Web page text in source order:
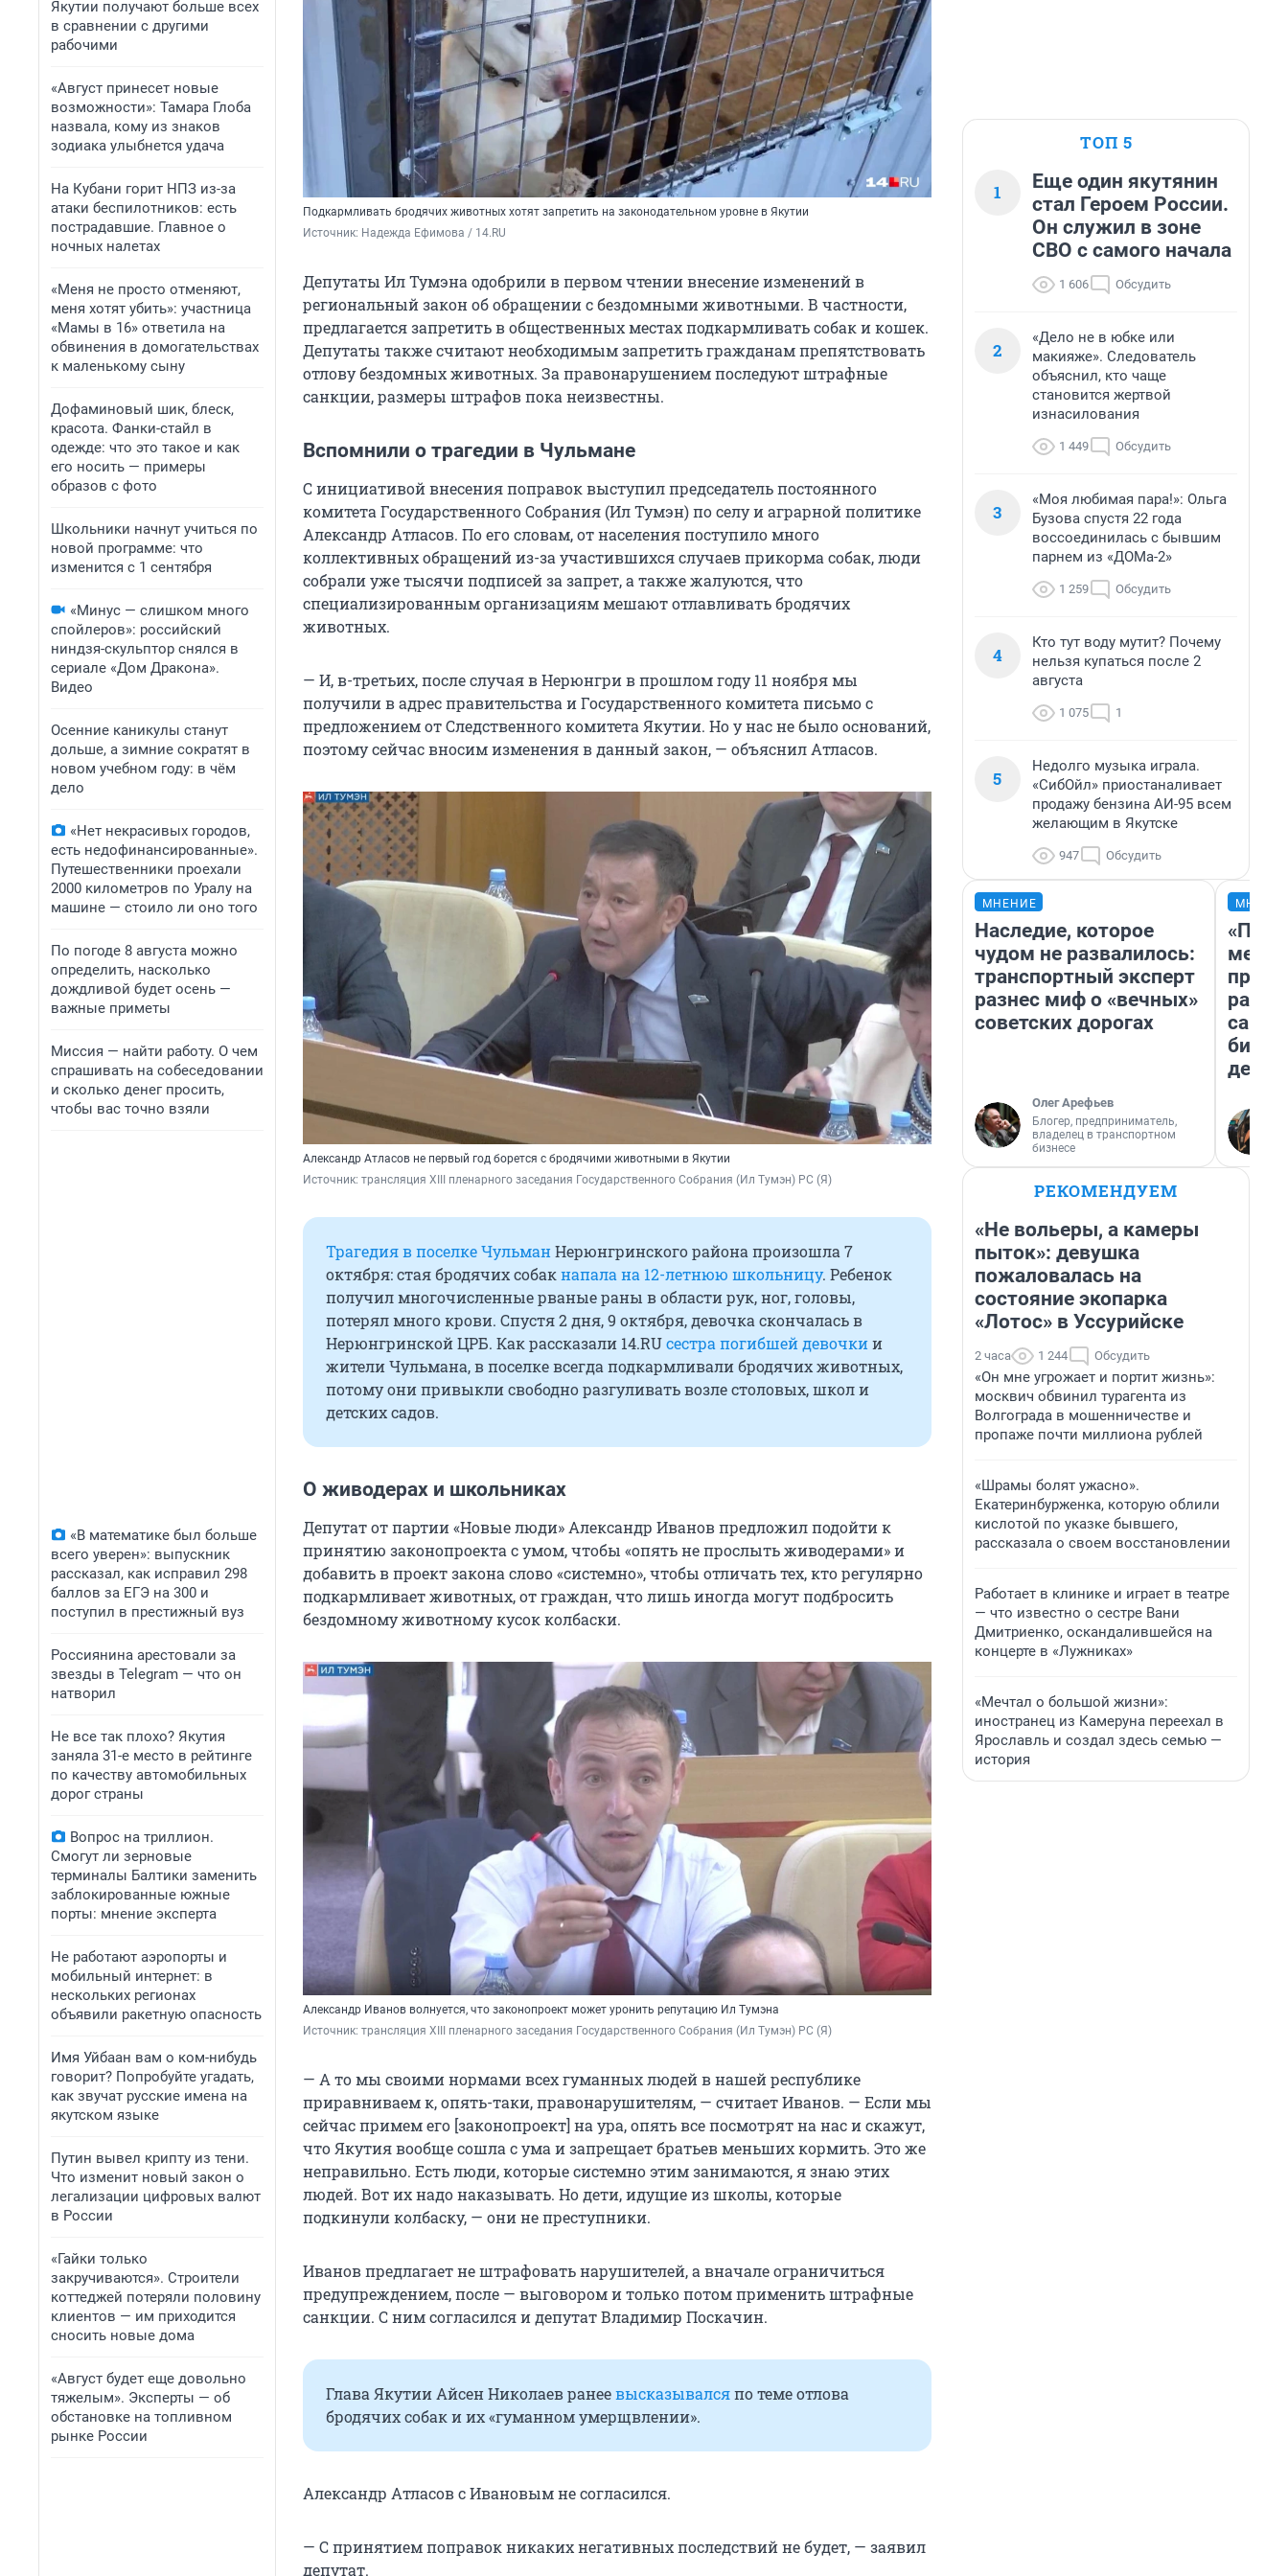
Якутии получают больше всех
в сравнении с другими
рабочими
«Август принесет новые
возможности»: Тамара Глоба
назвала, кому из знаков
зодиака улыбнется удача
На Кубани горит НПЗ из-за
атаки беспилотников: есть
пострадавшие. Главное о
ночных налетах
«Меня не просто отменяют,
меня хотят убить»: участница
«Мамы в 16» ответила на
обвинения в домогательствах
к маленькому сыну
Дофаминовый шик, блеск,
красота. Фанки-стайл в
одежде: что это такое и как
его носить — примеры
образов с фото
Школьники начнут учиться по
новой программе: что
изменится с 1 сентября
«Минус — слишком много
спойлеров»: российский
ниндзя-скульптор снялся в
сериале «Дом Дракона».
Видео
Осенние каникулы станут
дольше, а зимние сократят в
новом учебном году: в чём
дело
«Нет некрасивых городов,
есть недофинансированные».
Путешественники проехали
2000 километров по Уралу на
машине — стоило ли оно того
По погоде 8 августа можно
определить, насколько
дождливой будет осень —
важные приметы
Миссия — найти работу. О чем
спрашивать на собеседовании
и сколько денег просить,
чтобы вас точно взяли
«В математике был больше
всего уверен»: выпускник
рассказал, как исправил 298
баллов за ЕГЭ на 300 и
поступил в престижный вуз
Россиянина арестовали за
звезды в Telegram — что он
натворил
Не все так плохо? Якутия
заняла 31-е место в рейтинге
по качеству автомобильных
дорог страны
Вопрос на триллион.
Смогут ли зерновые
терминалы Балтики заменить
заблокированные южные
порты: мнение эксперта
Не работают аэропорты и
мобильный интернет: в
нескольких регионах
объявили ракетную опасность
Имя Уйбаан вам о ком-нибудь
говорит? Попробуйте угадать,
как звучат русские имена на
якутском языке
Путин вывел крипту из тени.
Что изменит новый закон о
легализации цифровых валют
в России
«Гайки только
закручиваются». Строители
коттеджей потеряли половину
клиентов — им приходится
сносить новые дома
«Август будет еще довольно
тяжелым». Эксперты — об
обстановке на топливном
рынке России
Подкармливать бродячих животных хотят запретить на законодательном уровне в Якутии
Источник: Надежда Ефимова / 14.RU
Депутаты Ил Тумэна одобрили в первом чтении внесение изменений в
региональный закон об обращении с бездомными животными. В частности,
предлагается запретить в общественных местах подкармливать собак и кошек.
Депутаты также считают необходимым запретить гражданам препятствовать
отлову бездомных животных. За правонарушением последуют штрафные
санкции, размеры штрафов пока неизвестны.
Вспомнили о трагедии в Чульмане
С инициативой внесения поправок выступил председатель постоянного
комитета Государственного Собрания (Ил Тумэн) по селу и аграрной политике
Александр Атласов. По его словам, от населения поступило много
коллективных обращений из-за участившихся случаев прикорма собак, люди
собрали уже тысячи подписей за запрет, а также жалуются, что
специализированным организациям мешают отлавливать бродячих
животных.
— И, в-третьих, после случая в Нерюнгри в прошлом году 11 ноября мы
получили в адрес правительства и Государственного комитета письмо с
предложением от Следственного комитета Якутии. Но у нас не было оснований,
поэтому сейчас вносим изменения в данный закон, — объяснил Атласов.
Александр Атласов не первый год борется с бродячими животными в Якутии
Источник: трансляция XIII пленарного заседания Государственного Собрания (Ил Тумэн) РС (Я)
Трагедия в поселке ЧульманНерюнгринского района произошла 7
октября: стая бродячих собак напала на 12-летнюю школьницу. Ребенок
получил многочисленные рваные раны в области рук, ног, головы,
потерял много крови. Спустя 2 дня, 9 октября, девочка скончалась в
Нерюнгринской ЦРБ. Как рассказали 14.RUсестра погибшей девочкии
жители Чульмана, в поселке всегда подкармливали бродячих животных,
потому они привыкли свободно разгуливать возле столовых, школ и
детских садов.
О живодерах и школьниках
Депутат от партии «Новые люди» Александр Иванов предложил подойти к
принятию законопроекта с умом, чтобы «опять не прослыть живодерами» и
добавить в проект закона слово «системно», чтобы отличать тех, кто регулярно
подкармливает животных, от граждан, что лишь иногда могут подбросить
бездомному животному кусок колбаски.
Александр Иванов волнуется, что законопроект может уронить репутацию Ил Тумэна
Источник: трансляция XIII пленарного заседания Государственного Собрания (Ил Тумэн) РС (Я)
— А то мы своими нормами всех гуманных людей в нашей республике
приравниваем к, опять-таки, правонарушителям, — считает Иванов. — Если мы
сейчас примем его [законопроект] на ура, опять все посмотрят на нас и скажут,
что Якутия вообще сошла с ума и запрещает братьев меньших кормить. Это же
неправильно. Есть люди, которые системно этим занимаются, я знаю этих
людей. Вот их надо наказывать. Но дети, идущие из школы, которые
подкинули колбаску, — они не преступники.
Иванов предлагает не штрафовать нарушителей, а вначале ограничиться
предупреждением, после — выговором и только потом применить штрафные
санкции. С ним согласился и депутат Владимир Поскачин.
Глава Якутии Айсен Николаев ранеевысказывалсяпо теме отлова
бродячих собак и их «гуманном умерщвлении».
Александр Атласов с Ивановым не согласился.
— С принятием поправок никаких негативных последствий не будет, — заявил
депутат.
ТОП 5
1
Еще один якутянин
стал Героем России.
Он служил в зоне
СВО с самого начала
1 606 Обсудить
2
«Дело не в юбке или
макияже». Следователь
объяснил, кто чаще
становится жертвой
изнасилования
1 449 Обсудить
3
«Моя любимая пара!»: Ольга
Бузова спустя 22 года
воссоединилась с бывшим
парнем из «ДОМа-2»
1 259 Обсудить
4
Кто тут воду мутит? Почему
нельзя купаться после 2
августа
1 075 1
5
Недолго музыка играла.
«СибОйл» приостаналивает
продажу бензина АИ-95 всем
желающим в Якутске
947 Обсудить
МНЕНИЕ
Наследие, которое
чудом не развалилось:
транспортный эксперт
разнес миф о «вечных»
советских дорогах
Олег Арефьев
Блогер, предприниматель,
владелец в транспортном
бизнесе
РЕКОМЕНДУЕМ
«Не вольеры, а камеры
пыток»: девушка
пожаловалась на
состояние экопарка
«Лотос» в Уссурийске
2 часа 1 244 Обсудить
«Он мне угрожает и портит жизнь»:
москвич обвинил турагента из
Волгограда в мошенничестве и
пропаже почти миллиона рублей
«Шрамы болят ужасно».
Екатеринбурженка, которую облили
кислотой по указке бывшего,
рассказала о своем восстановлении
Работает в клинике и играет в театре
— что известно о сестре Вани
Дмитриенко, оскандалившейся на
концерте в «Лужниках»
«Мечтал о большой жизни»:
иностранец из Камеруна переехал в
Ярославль и создал здесь семью —
история